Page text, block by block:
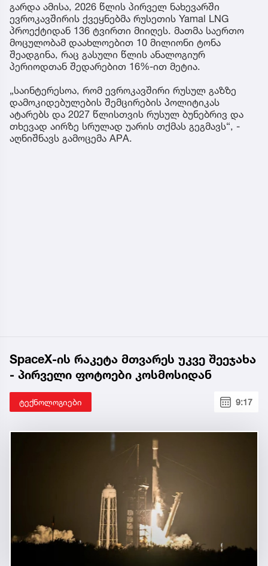
გარდა ამისა, 2026 წლის პირველ ნახევარში
ევროკავშირის ქვეყნებმა რუსეთის Yamal LNG
პროექტიდან 136 ტვირთი მიიღეს. მათმა საერთო
მოცულობამ დაახლოებით 10 მილიონი ტონა
შეადგინა, რაც გასული წლის ანალოგიურ
პერიოდთან შედარებით 16%-ით მეტია.
„საინტერესოა, რომ ევროკავშირი რუსულ გაზზე
დამოკიდებულების შემცირების პოლიტიკას
ატარებს და 2027 წლისთვის რუსულ ბუნებრივ და
თხევად აირზე სრულად უარის თქმას გეგმავს“, -
აღნიშნავს გამოცემა APA.
SpaceX-ის რაკეტა მთვარეს უკვე შეეჯახა
- პირველი ფოტოები კოსმოსიდან
ტექნოლოგიები 9:17